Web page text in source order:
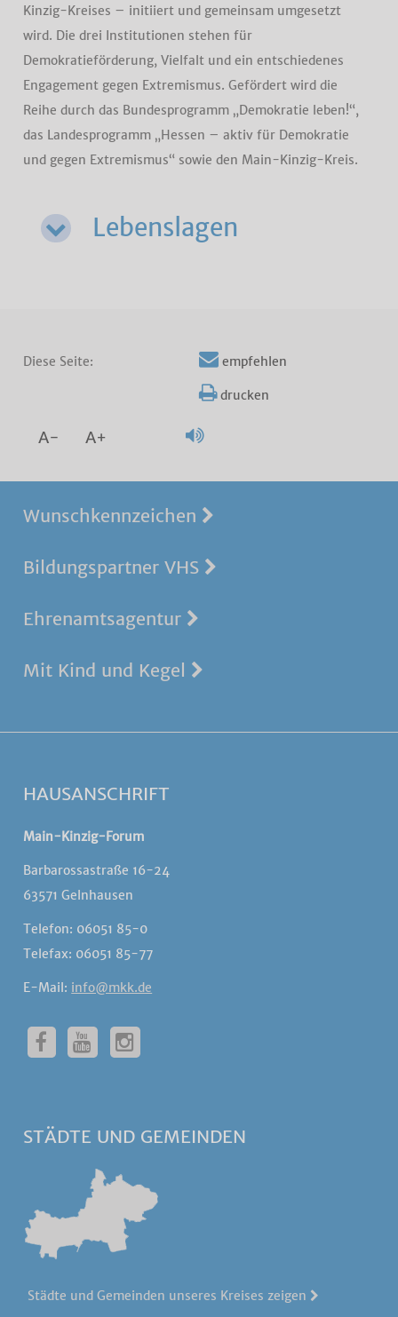
Kinzig-Kreises – initiiert und gemeinsam umgesetzt
wird. Die drei Institutionen stehen für
Demokratieförderung, Vielfalt und ein entschiedenes
Engagement gegen Extremismus. Gefördert wird die
Reihe durch das Bundesprogramm „Demokratie leben!“,
das Landesprogramm „Hessen – aktiv für Demokratie
und gegen Extremismus“ sowie den Main-Kinzig-Kreis.
Lebenslagen
Diese Seite: empfehlen
drucken
A- A+
Wunschkennzeichen
Bildungspartner VHS
Ehrenamtsagentur
Mit Kind und Kegel
HAUSANSCHRIFT
Main-Kinzig-Forum
Barbarossastraße 16-24
63571 Gelnhausen
Telefon: 06051 85-0
Telefax: 06051 85-77
E-Mail: info@mkk.de
STÄDTE UND GEMEINDEN
Städte und Gemeinden unseres Kreises zeigen